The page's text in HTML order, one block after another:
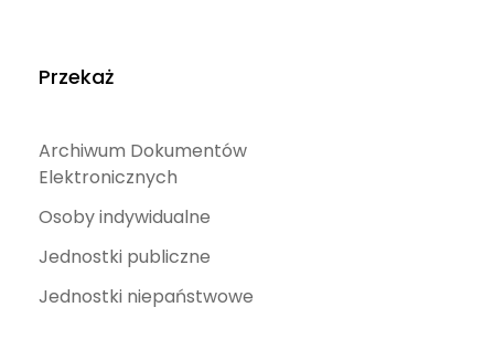
Przekaż
Archiwum Dokumentów
Elektronicznych
Osoby indywidualne
Jednostki publiczne
Jednostki niepaństwowe